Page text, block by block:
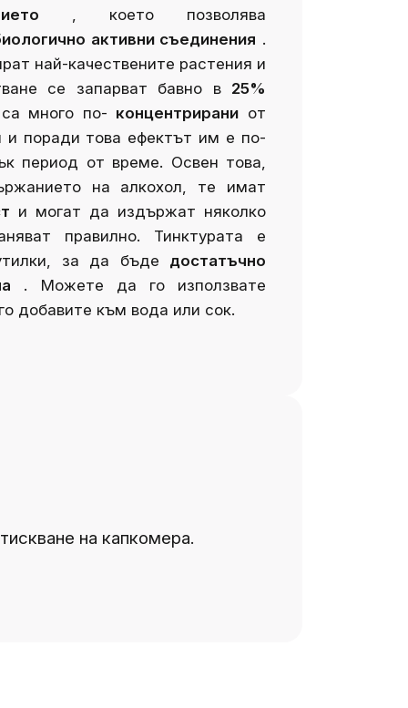
, което позволява
активни съединения .
най-качествените растения и
се запарват бавно в
25%
много по- концентрирани от
и поради това ефектът им е по-
период от време. Освен това,
на алкохол, те имат
и могат да издържат няколко
правилно.
Тинктурата е
за да бъде
достатъчно
. Можете да го използвате
добавите към вода или сок.
на капкомера.